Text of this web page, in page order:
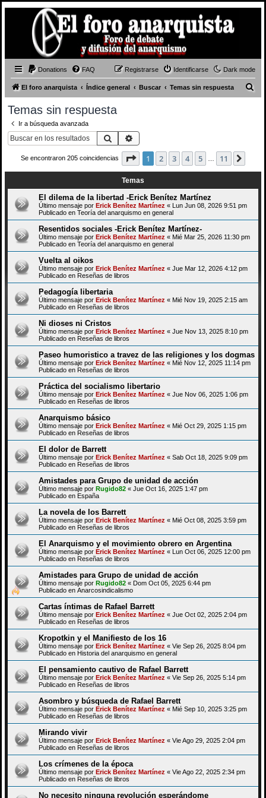
Dark mode
Donations FAQ Identificarse
Registrarse
El foro anarquista Índice general Buscar Temas sin respuesta
Temas sin respuesta
Ir a búsqueda avanzada
Buscar
Se encontraron 205 coincidencias Página de 11
1 2 3 4 5 11
Temas
El dilema de la libertad -Erick Benítez Martínez
Último mensaje por Erick Benítez Martínez « Lun Jun 08, 2026 9:51 pm
Publicado en Teoría del anarquismo en general
Resentidos sociales -Erick Benítez Martínez-
Último mensaje por Erick Benítez Martínez « Mié Mar 25, 2026 11:30 pm
Publicado en Teoría del anarquismo en general
Vuelta al oikos
Último mensaje por Erick Benítez Martínez « Jue Mar 12, 2026 4:12 pm
Publicado en Reseñas de libros
Pedagogía libertaria
Último mensaje por Erick Benítez Martínez « Mié Nov 19, 2025 2:15 am
Publicado en Reseñas de libros
Ni dioses ni Cristos
Último mensaje por Erick Benítez Martínez « Jue Nov 13, 2025 8:10 pm
Publicado en Reseñas de libros
Paseo humoristico a travez de las religiones y los dogmas
Último mensaje por Erick Benítez Martínez « Mié Nov 12, 2025 11:14 pm
Publicado en Reseñas de libros
Práctica del socialismo libertario
Último mensaje por Erick Benítez Martínez « Jue Nov 06, 2025 1:06 pm
Publicado en Reseñas de libros
Anarquismo básico
Último mensaje por Erick Benítez Martínez « Mié Oct 29, 2025 1:15 pm
Publicado en Reseñas de libros
El dolor de Barrett
Último mensaje por Erick Benítez Martínez « Sab Oct 18, 2025 9:09 pm
Publicado en Reseñas de libros
Amistades para Grupo de unidad de acción
Último mensaje por Rugido82 « Jue Oct 16, 2025 1:47 pm
Publicado en España
La novela de los Barrett
Último mensaje por Erick Benítez Martínez « Mié Oct 08, 2025 3:59 pm
Publicado en Reseñas de libros
El Anarquismo y el movimiento obrero en Argentina
Último mensaje por Erick Benítez Martínez « Lun Oct 06, 2025 12:00 pm
Publicado en Reseñas de libros
Amistades para Grupo de unidad de acción
Último mensaje por Rugido82 « Dom Oct 05, 2025 6:44 pm
Publicado en Anarcosindicalismo
Cartas íntimas de Rafael Barrett
Último mensaje por Erick Benítez Martínez « Jue Oct 02, 2025 2:04 pm
Publicado en Reseñas de libros
Kropotkin y el Manifiesto de los 16
Último mensaje por Erick Benítez Martínez « Vie Sep 26, 2025 8:04 pm
Publicado en Historia del anarquismo en general
El pensamiento cautivo de Rafael Barrett
Último mensaje por Erick Benítez Martínez « Vie Sep 26, 2025 5:14 pm
Publicado en Reseñas de libros
Asombro y búsqueda de Rafael Barrett
Último mensaje por Erick Benítez Martínez « Mié Sep 10, 2025 3:25 pm
Publicado en Reseñas de libros
Mirando vivir
Último mensaje por Erick Benítez Martínez « Vie Ago 29, 2025 2:04 pm
Publicado en Reseñas de libros
Los crímenes de la época
Último mensaje por Erick Benítez Martínez « Vie Ago 22, 2025 2:34 pm
Publicado en Reseñas de libros
No necesito ninguna revolución esperándome